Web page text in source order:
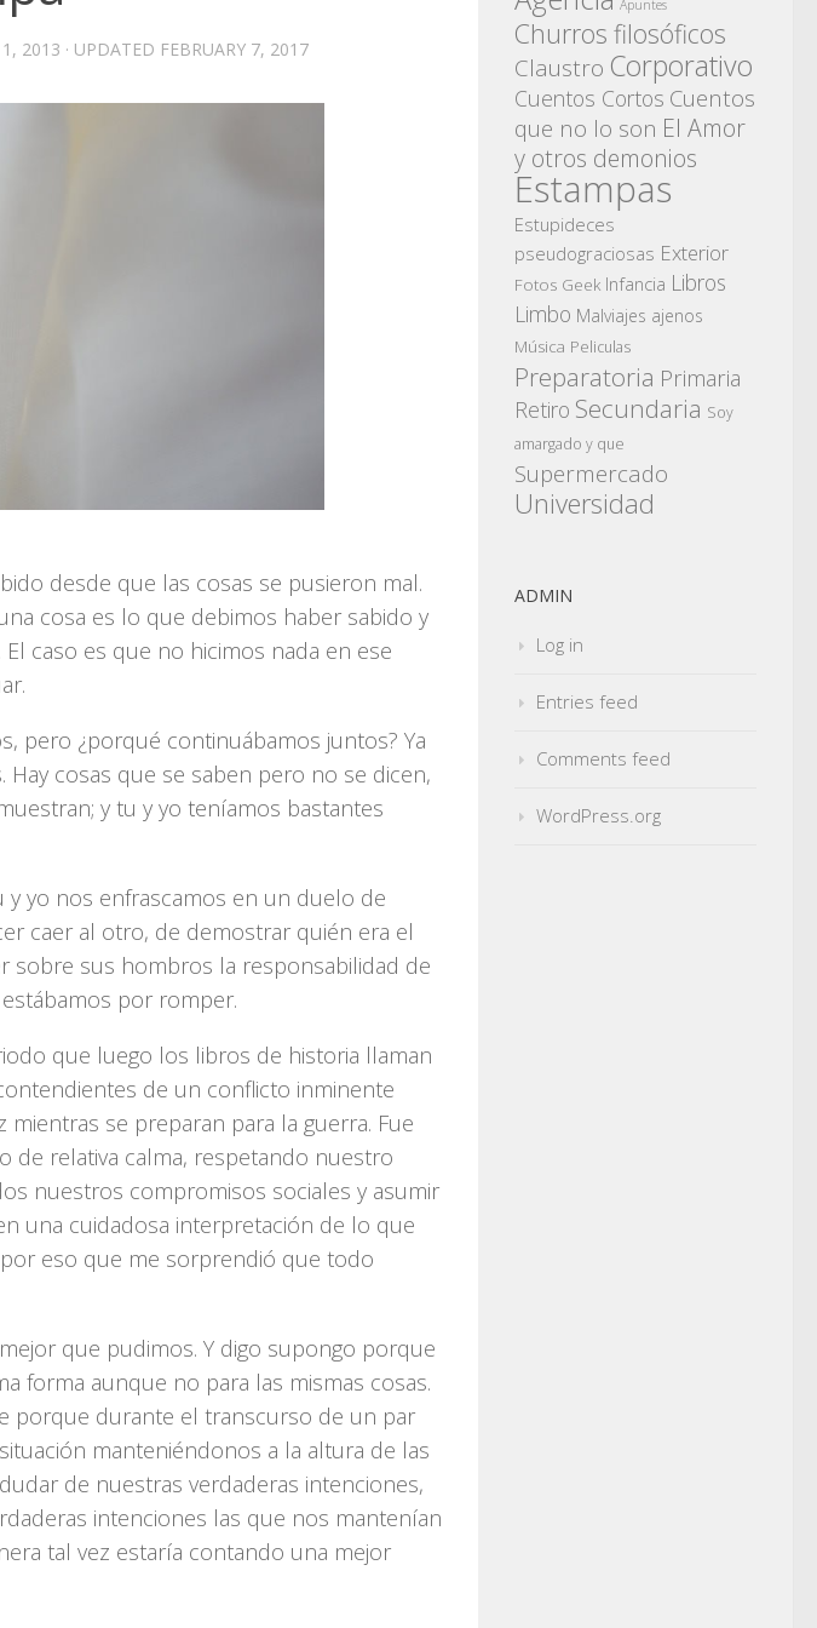
2013 · UPDATED FEBRUARY 7, 2017
desde que las cosas se pusieron mal.
cosa es lo que debimos haber sabido y
caso es que no hicimos nada en ese
pero ¿porqué continuábamos juntos? Ya
cosas que se saben pero no se dicen,
y tu y yo teníamos bastantes
yo nos enfrascamos en un duelo de
caer al otro, de demostrar quién era el
sobre sus hombros la responsabilidad de
por romper.
que luego los libros de historia llaman
de un conflicto inminente
se preparan para la guerra. Fue
de relativa calma, respetando nuestro
nuestros compromisos sociales y asumir
una cuidadosa interpretación de lo que
eso que me sorprendió que todo
que pudimos. Y digo supongo porque
forma aunque no para las mismas cosas.
porque durante el transcurso de un par
manteniéndonos a la altura de las
de nuestras verdaderas intenciones,
intenciones las que nos mantenían
tal vez estaría contando una mejor
Apuntes
Churros filosóficos
Claustro Corporativo
Cuentos Cortos Cuentos
que no lo son El Amor
y otros demonios
Estampas
Estupideces
pseudograciosas Exterior
Fotos Geek Infancia Libros
Limbo Malviajes ajenos
Música Peliculas
Preparatoria Primaria
Retiro Secundaria Soy
amargado y que
Supermercado
Universidad
ADMIN
Log in
Entries feed
Comments feed
WordPress.org